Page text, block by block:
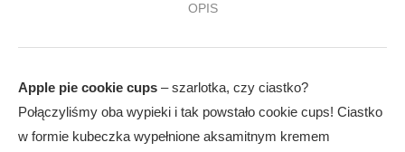
OPIS
Apple pie cookie cups – szarlotka, czy ciastko?
Połączyliśmy oba wypieki i tak powstało cookie cups! Ciastko
w formie kubeczka wypełnione aksamitnym kremem